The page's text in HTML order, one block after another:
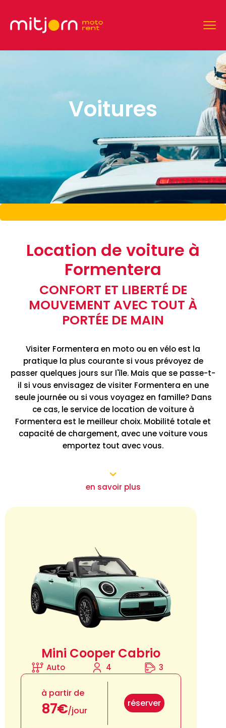
Voitures
Location de voiture à
Formentera
CONFORT ET LIBERTÉ DE
MOUVEMENT AVEC TOUT À
PORTÉE DE MAIN
Visiter Formentera en moto ou en vélo est la
pratique la plus courante si vous prévoyez de
passer quelques jours sur l'île. Mais que se passe-t-
il si vous envisagez de visiter Formentera en une
seule journée ou si vous voyagez en famille? Dans
ce cas, le service de location de voiture à
Formentera est le meilleur choix. Mobilité totale et
capacité de chargement, avec une voiture vous
emportez tout avec vous.
en savoir plus
Mini Cooper Cabrio
Auto 4 3
à partir de
87€/jour
réserver